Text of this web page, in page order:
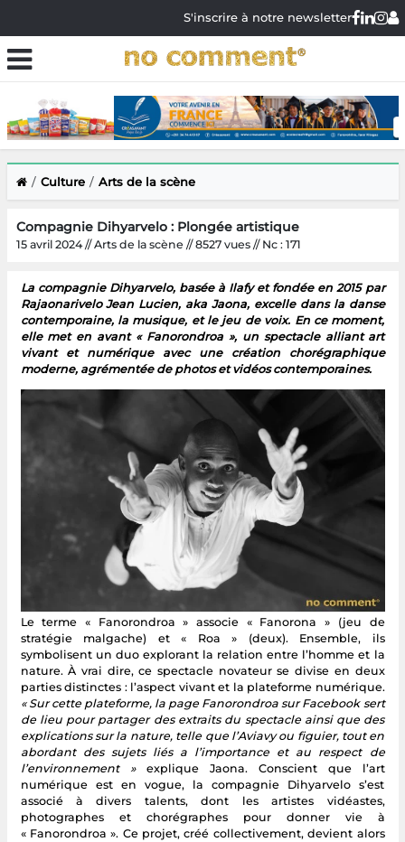
S'inscrire à notre newsletter
Culture Arts de la scène
Compagnie Dihyarvelo : Plongée artistique
15 avril 2024 // Arts de la scène // 8527 vues // Nc : 171
La compagnie Dihyarvelo, basée à Ilafy et fondée en 2015 par
Rajaonarivelo Jean Lucien, aka Jaona, excelle dans la danse
contemporaine, la musique, et le jeu de voix. En ce moment,
elle met en avant « Fanorondroa », un spectacle alliant art
vivant et numérique avec une création chorégraphique
moderne, agrémentée de photos et vidéos contemporaines.
Le terme « Fanorondroa » associe « Fanorona » (jeu de
stratégie malgache) et « Roa » (deux). Ensemble, ils
symbolisent un duo explorant la relation entre l’homme et la
nature. À vrai dire, ce spectacle novateur se divise en deux
parties distinctes : l’aspect vivant et la plateforme numérique.
« Sur cette plateforme, la page Fanorondroa sur Facebook sert
de lieu pour partager des extraits du spectacle ainsi que des
explications sur la nature, telle que l’Aviavy ou figuier, tout en
abordant des sujets liés a l’importance et au respect de
l’environnement »explique Jaona. Conscient que l’art
numérique est en vogue, la compagnie Dihyarvelo s’est
associé à divers talents, dont les artistes vidéastes,
photographes et chorégraphes pour donner vie à
« Fanorondroa ». Ce projet, créé collectivement, devient alors